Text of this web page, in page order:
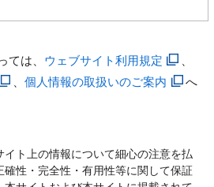
ては、 ウェブサイト利用規定
、個人情報の取扱いのご案内
へ
ト上の情報について細心の注意を払
確性・完全性・有用性等に関して保証